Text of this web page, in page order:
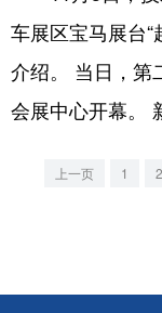
车展区宝马展台
介绍。 当日，第
会展中心开幕。
上一页 1 2